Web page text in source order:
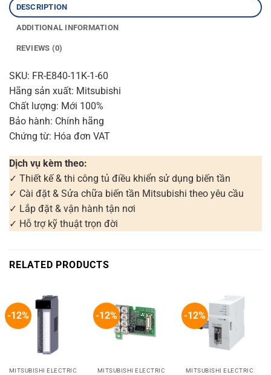
DESCRIPTION
ADDITIONAL INFORMATION
REVIEWS (0)
SKU: FR-E840-11K-1-60
Hãng sản xuất: Mitsubishi
Chất lượng: Mới 100%
Bảo hành: Chính hãng
Chứng từ: Hóa đơn VAT
Dịch vụ kèm theo:
✓ Thiết kế & thi công tủ điều khiển sử dụng biến tần
✓ Cài đặt & Sửa chữa biến tần Mitsubishi theo yêu cầu
✓ Lắp đặt & vận hành tận nơi
✓ Hỗ trợ kỹ thuật trọn đời
RELATED PRODUCTS
-12%
MITSUBISHI ELECTRIC
-12%
MITSUBISHI ELECTRIC
-12%
MITSUBISHI ELECTRIC